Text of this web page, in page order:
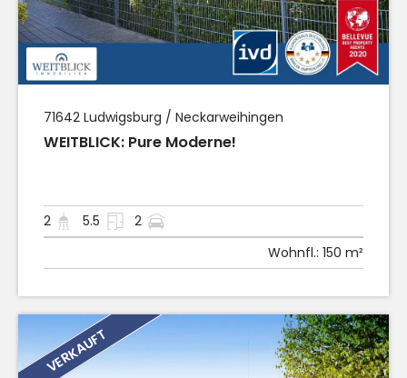
71642 Ludwigsburg / Neckarweihingen
WEITBLICK: Pure Moderne!
2 5.5
2
Wohnfl.: 150 m²
VERKAUFT